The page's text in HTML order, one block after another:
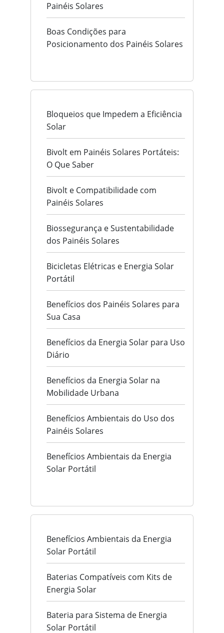
Painéis Solares
Boas Condições para
Posicionamento dos Painéis Solares
Bloqueios que Impedem a Eficiência
Solar
Bivolt em Painéis Solares Portáteis:
O Que Saber
Bivolt e Compatibilidade com
Painéis Solares
Biossegurança e Sustentabilidade
dos Painéis Solares
Bicicletas Elétricas e Energia Solar
Portátil
Benefícios dos Painéis Solares para
Sua Casa
Benefícios da Energia Solar para Uso
Diário
Benefícios da Energia Solar na
Mobilidade Urbana
Benefícios Ambientais do Uso dos
Painéis Solares
Benefícios Ambientais da Energia
Solar Portátil
Benefícios Ambientais da Energia
Solar Portátil
Baterias Compatíveis com Kits de
Energia Solar
Bateria para Sistema de Energia
Solar Portátil